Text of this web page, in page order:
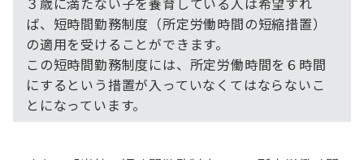
ば、短時間勤務制度（所定労働時間の短縮措置）
の適用を受けることができます。
この短時間勤務制度には、所定労働時間を６時間
にするという措置が入っていなくてはならないこ
とになっています。